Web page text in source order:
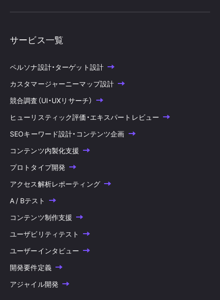
サービス一覧
ペルソナ設計・ターゲット設計
カスタマージャーニーマップ設計
競合調査（UI・UXリサーチ）
ヒューリスティック評価・エキスパートレビュー
SEOキーワード設計・コンテンツ企画
コンテンツ内製化支援
プロトタイプ開発
アクセス解析レポーティング
A / Bテスト
コンテンツ制作支援
ユーザビリティテスト
ユーザーインタビュー
開発要件定義
アジャイル開発